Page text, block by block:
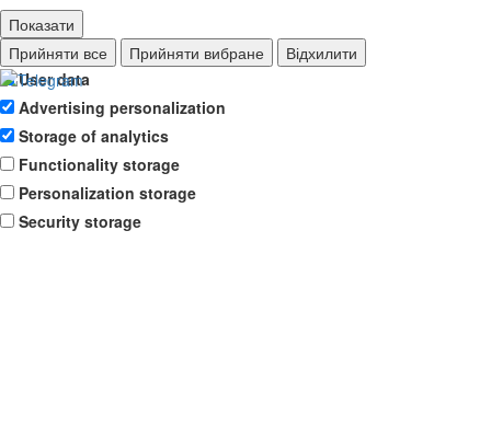
Показати
Ad storage
User data
Advertising personalization
Storage of analytics
Functionality storage
Personalization storage
Security storage
Прийняти все Прийняти вибране Відхилити